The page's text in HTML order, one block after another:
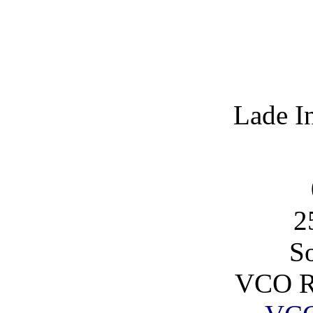
Lade
VCO